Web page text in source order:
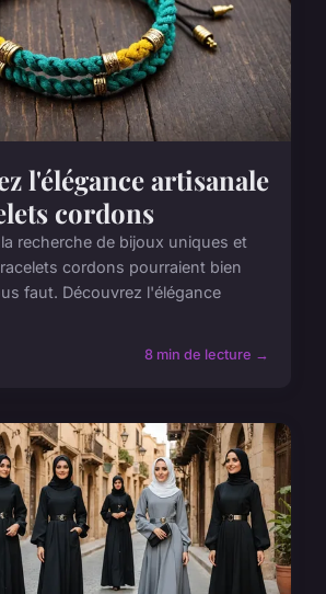
l'élégance artisanale
cordons
recherche de bijoux uniques et
cordons pourraient bien
faut. Découvrez l'élégance
8 min de lecture →